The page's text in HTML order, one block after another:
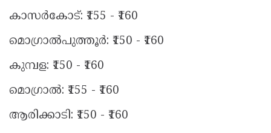
കാസർകോട്: ₹155 - ₹160
മൊഗ്രാൽപുത്തൂർ: ₹150 - ₹160
കുമ്പള: ₹150 - ₹160
മൊഗ്രാൽ: ₹155 - ₹160
ആരിക്കാടി: ₹150 - ₹160